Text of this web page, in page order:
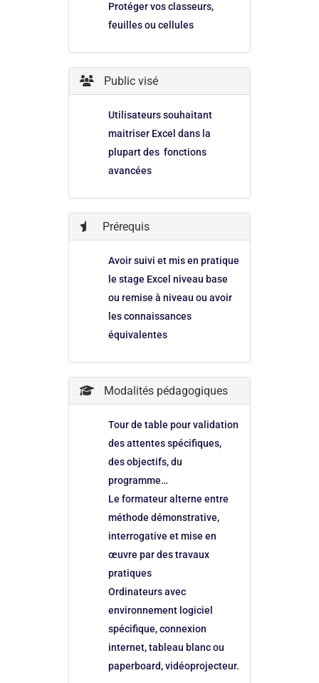
Protéger vos classeurs,
feuilles ou cellules
Public visé
Utilisateurs souhaitant
maitriser Excel dans la
plupart des fonctions
avancées
Prérequis
Avoir suivi et mis en pratique
le stage Excel niveau base
ou remise à niveau ou avoir
les connaissances
équivalentes
Modalités pédagogiques
Tour de table pour validation
des attentes spécifiques,
des objectifs, du
programme…
Le formateur alterne entre
méthode démonstrative,
interrogative et mise en
œuvre par des travaux
pratiques
Ordinateurs avec
environnement logiciel
spécifique, connexion
internet, tableau blanc ou
paperboard, vidéoprojecteur.